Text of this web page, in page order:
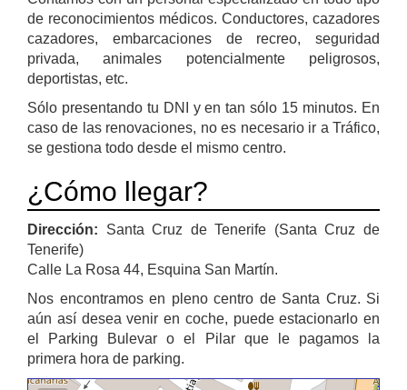
de reconocimientos médicos. Conductores, cazadores
cazadores, embarcaciones de recreo, seguridad
privada, animales potencialmente peligrosos,
deportistas, etc.
Sólo presentando tu DNI y en tan sólo 15 minutos. En
caso de las renovaciones, no es necesario ir a Tráfico,
se gestiona todo desde el mismo centro.
¿Cómo llegar?
Dirección: Santa Cruz de Tenerife (Santa Cruz de
Tenerife)
Calle La Rosa 44, Esquina San Martín.
Nos encontramos en pleno centro de Santa Cruz. Si
aún así desea venir en coche, puede estacionarlo en
el Parking Bulevar o el Pilar que le pagamos la
primera hora de parking.